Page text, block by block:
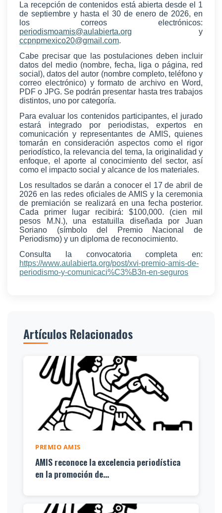
La recepción de contenidos está abierta desde el 1
de septiembre y hasta el 30 de enero de 2026, en
los correos electrónicos:
periodismoamis@aulabierta.org
y
ccpnpmexico20@gmail.com.
Cabe precisar que las postulaciones deben incluir
datos del medio (nombre, fecha, liga o página, red
social), datos del autor (nombre completo, teléfono y
correo electrónico) y formato de archivo en Word,
PDF o JPG. Se podrán presentar hasta tres trabajos
distintos, uno por categoría.
Para evaluar los contenidos participantes, el jurado
estará integrado por periodistas, expertos en
comunicación y representantes de AMIS, quienes
tomarán en consideración aspectos como el rigor
periodístico, la relevancia del tema, la originalidad y
enfoque, el aporte al conocimiento del sector, así
como el impacto social y alcance de los materiales.
Los resultados se darán a conocer el 17 de abril de
2026 en las redes oficiales de AMIS y la ceremonia
de premiación se realizará en una fecha posterior.
Cada primer lugar recibirá: $100,000. (cien mil
pesos M.N.), una estatuilla diseñada por Juan
Soriano (símbolo del Premio Nacional de
Periodismo) y un diploma de reconocimiento.
Consulta la convocatoria completa en:
https://www.aulabierta.org/post/xvi-premio-amis-de-
periodismo-y-comunicaci%C3%B3n-en-seguros
Artículos Relacionados
PREMIO AMIS
AMIS reconoce la excelencia periodística
en la promoción de...